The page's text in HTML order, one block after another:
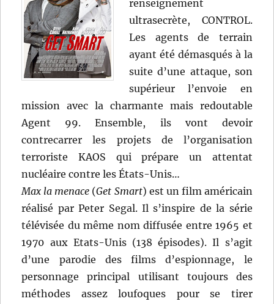
renseignement
ultrasecrète, CONTROL.
Les agents de terrain
ayant été démasqués à la
suite d’une attaque, son
supérieur l’envoie en
mission avec la charmante mais redoutable
Agent 99. Ensemble, ils vont devoir
contrecarrer les projets de l’organisation
terroriste KAOS qui prépare un attentat
nucléaire contre les États-Unis…
Max la menace (Get Smart) est un film américain
réalisé par Peter Segal. Il s’inspire de la série
télévisée du même nom diffusée entre 1965 et
1970 aux Etats-Unis (138 épisodes). Il s’agit
d’une parodie des films d’espionnage, le
personnage principal utilisant toujours des
méthodes assez loufoques pour se tirer